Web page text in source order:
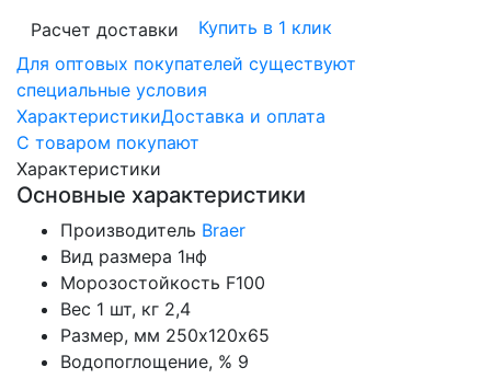
Расчет доставки
Купить в 1 клик
Для оптовых покупателей существуют
специальные условия
ХарактеристикиДоставка и оплата
С товаром покупают
Характеристики
Основные характеристики
Производитель Braer
Вид размера 1нф
Морозостойкость F100
Вес 1 шт, кг 2,4
Размер, мм 250х120х65
Водопоглощение, % 9